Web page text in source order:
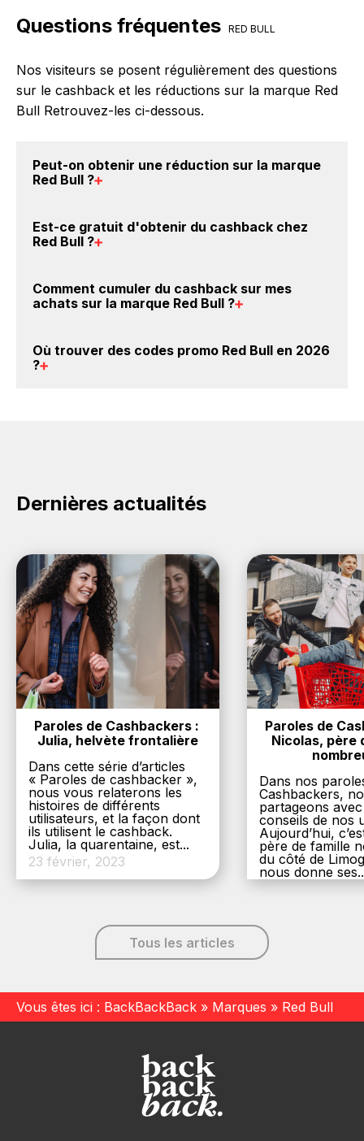
Questions fréquentes RED BULL
Nos visiteurs se posent régulièrement des questions
sur le cashback et les réductions sur la marque Red
Bull Retrouvez-les ci-dessous.
Peut-on obtenir une réduction sur la marque
Red Bull ?
crédités sur votre cagnotte BackBackBack lorsque
compte de vos éventuels bonus.
Est-ce gratuit d'obtenir du cashback chez
Red Bull ?
compte gratuitement pour cumuler vos réductions
cashback sur vos achats sur la marque Red Bull. Oui,
Bull.
Comment cumuler du cashback sur mes
achats sur la marque Red Bull ?
Bull : Créez votre compte sur BackBackBack et
Où trouver des codes promo Red Bull en 2026
?
Dernières actualités
Paroles de Cashbackers :
Julia, helvète frontalière
Dans cette série d’articles
« Paroles de cashbacker »,
nous vous relaterons les
histoires de différents
utilisateurs, et la façon dont
ils utilisent le cashback.
Julia, la quarentaine, est...
23 février, 2023
Paroles de
Nicolas, père
Dans nos
Cashbackers,
partageons
conseils de nos
Aujourd’hui,
père de famille
du côté de
nous donne
Tous les articles
Vous êtes ici : BackBackBack » Marques » Red Bull